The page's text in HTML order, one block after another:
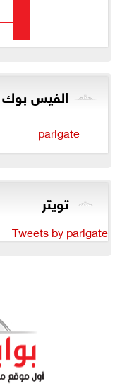
الفيس بوك
parlgate
تويتر
Tweets by parlgate